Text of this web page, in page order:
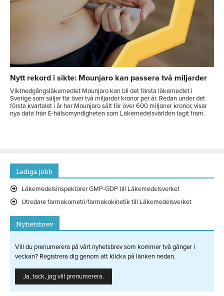
Nytt rekord i sikte: Mounjaro kan passera två miljarder
Viktnedgångsläkemedlet Mounjaro kan bli det första läkemedlet i
Sverige som säljer för över två miljarder kronor per år. Redan under det
första kvartalet i år har Mounjaro sålt för över 600 miljoner kronor, visar
nya data från E-hälsomyndigheten som Läkemedelsvärlden tagit fram.
Lediga jobb
Läkemedelsinspektörer GMP-GDP till Läkemedelsverket
Utredare farmakometri/farmakokinetik till Läkemedelsverket
Nyhetsbrev
Vill du prenumerera på vårt nyhetsbrev som kommer två gånger i
veckan? Registrera dig genom att klicka på länken nedan.
Ja, tack, jag vill prenumerera.